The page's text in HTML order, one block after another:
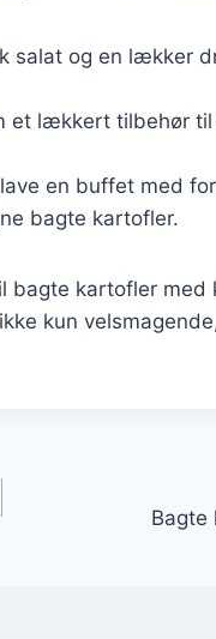
salat og en lækker
et lækkert tilbehør
en buffet med
bagte kartofler.
bagte kartofler
kun
Bagte